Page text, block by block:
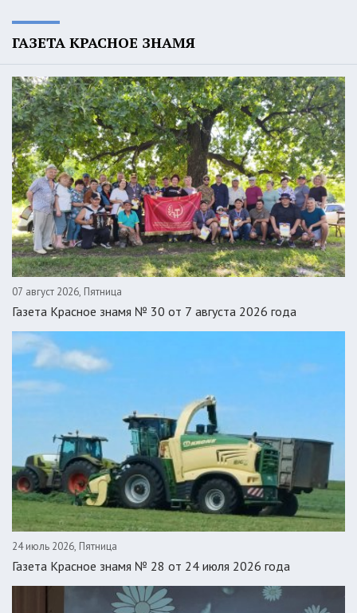
ГАЗЕТА КРАСНОЕ ЗНАМЯ
07 август 2026, Пятница
Газета Красное знамя № 30 от 7 августа 2026 года
24 июль 2026, Пятница
Газета Красное знамя № 28 от 24 июля 2026 года